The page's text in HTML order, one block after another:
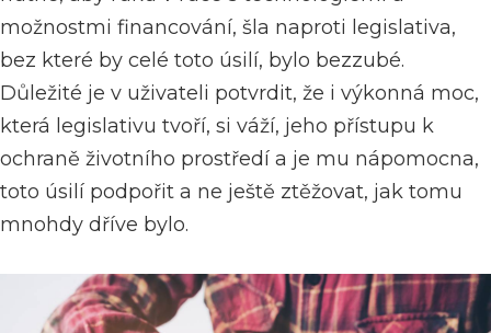
možnostmi financování, šla naproti legislativa,
bez které by celé toto úsilí, bylo bezzubé.
Důležité je v uživateli potvrdit, že i výkonná moc,
která legislativu tvoří, si váží, jeho přístupu k
ochraně životního prostředí a je mu nápomocna,
toto úsilí podpořit a ne ještě ztěžovat, jak tomu
mnohdy dříve bylo.